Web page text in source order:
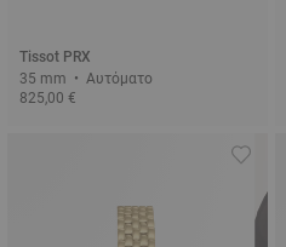
Tissot PRX
35 mm • Αυτόματο
825,00 €